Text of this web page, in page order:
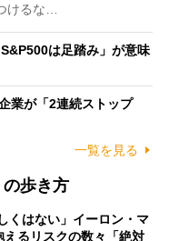
けるな…
は足踏み」が意味
業が「2連続ストップ
一覧を見る
歩き方
くはない」イーロン・マ
えるリスクの数々「絶対